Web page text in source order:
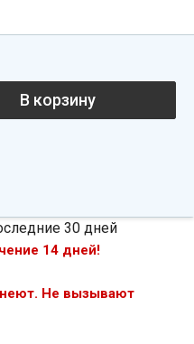
В корзину
30 дней
14 дней!
Не вызывают